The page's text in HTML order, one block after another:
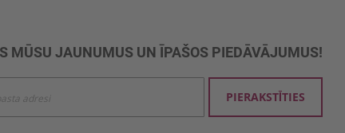
MŪSU JAUNUMUS UN ĪPAŠOS PIEDĀVĀJUMUS!
PIERAKSTĪTIES